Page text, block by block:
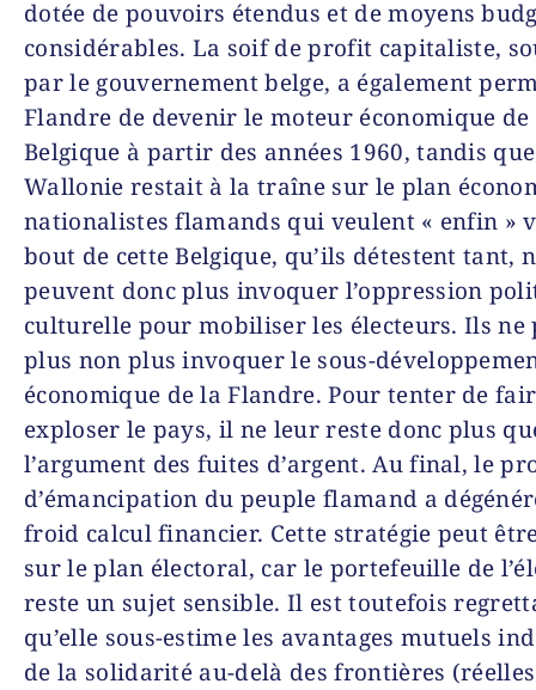
dotée de pouvoirs étendus et de moyens
considérables. La soif de profit capitaliste,
par le gouvernement belge, a également
Flandre de devenir le moteur économique de
Belgique à partir des années 1960, tandis
Wallonie restait à la traîne sur le plan
nationalistes flamands qui veulent « enfin »
bout de cette Belgique, qu’ils détestent tant,
peuvent donc plus invoquer l’oppression
culturelle pour mobiliser les électeurs. Ils ne
plus non plus invoquer le sous-
économique de la Flandre. Pour tenter de
exploser le pays, il ne leur reste donc plus
l’argument des fuites d’argent. Au final, le
d’émancipation du peuple flamand a
froid calcul financier. Cette stratégie peut
sur le plan électoral, car le portefeuille de
reste un sujet sensible. Il est toutefois
qu’elle sous-estime les avantages mutuels
de la solidarité au-delà des frontières